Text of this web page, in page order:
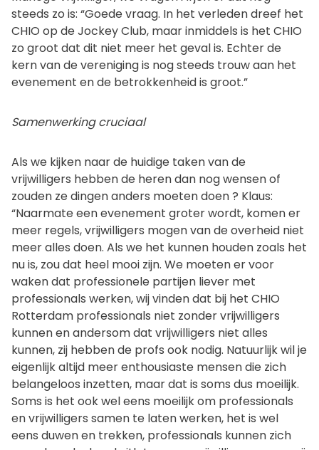
steeds zo is: “Goede vraag. In het verleden dreef het
CHIO op de Jockey Club, maar inmiddels is het CHIO
zo groot dat dit niet meer het geval is. Echter de
kern van de vereniging is nog steeds trouw aan het
evenement en de betrokkenheid is groot.”
Samenwerking cruciaal
Als we kijken naar de huidige taken van de
vrijwilligers hebben de heren dan nog wensen of
zouden ze dingen anders moeten doen ? Klaus:
“Naarmate een evenement groter wordt, komen er
meer regels, vrijwilligers mogen van de overheid niet
meer alles doen. Als we het kunnen houden zoals het
nu is, zou dat heel mooi zijn. We moeten er voor
waken dat professionele partijen liever met
professionals werken, wij vinden dat bij het CHIO
Rotterdam professionals niet zonder vrijwilligers
kunnen en andersom dat vrijwilligers niet alles
kunnen, zij hebben de profs ook nodig. Natuurlijk wil je
eigenlijk altijd meer enthousiaste mensen die zich
belangeloos inzetten, maar dat is soms dus moeilijk.
Soms is het ook wel eens moeilijk om professionals
en vrijwilligers samen te laten werken, het is wel
eens duwen en trekken, professionals kunnen zich